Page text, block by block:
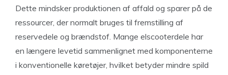
Dette mindsker produktionen af affald og sparer på de
ressourcer, der normalt bruges til fremstilling af
reservedele og brændstof. Mange elscooterdele har
en længere levetid sammenlignet med komponenterne
i konventionelle køretøjer, hvilket betyder mindre spild